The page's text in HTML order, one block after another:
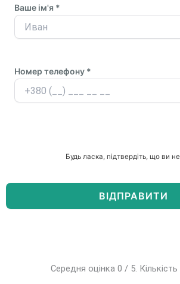
Ваше ім'я *
Номер телефону *
Будь ласка, підтвердіть, що ви
Середня оцінка 0 / 5. Кількість